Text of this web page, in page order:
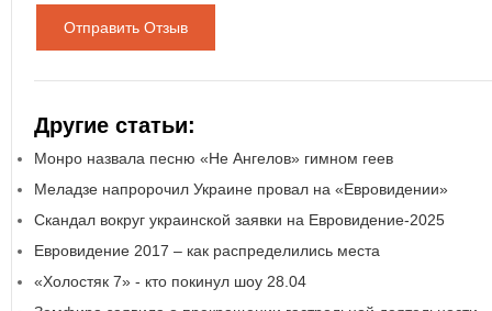
Отправить Отзыв
Другие статьи:
Монро назвала песню «Не Ангелов» гимном геев
Меладзе напророчил Украине провал на «Евровидении»
Скандал вокруг украинской заявки на Евровидение-2025
Евровидение 2017 – как распределились места
«Холостяк 7» - кто покинул шоу 28.04